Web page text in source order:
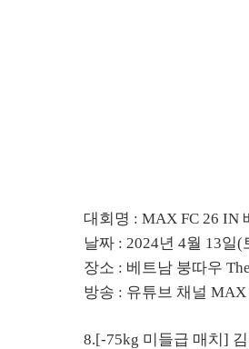
대회명 : MAX FC 26 IN
날짜 : 2024년 4월 13일(
장소 : 베트남 붕따우
방송 : 유튜브 채널 MAX
8.[-75kg 미들급 매치]